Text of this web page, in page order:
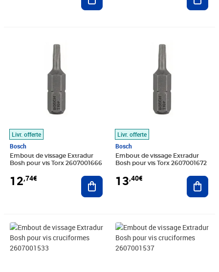
Livr. offerte
Bosch
Embout de vissage Extradur
Bosh pour vis Torx 2607001666
12,74€ Ajouter au panier
Livr. offerte
Bosch
Embout de vissage Extradur
Bosh pour vis Torx 2607001672
13,40€
Prix 13,43€ Prix 13,43€